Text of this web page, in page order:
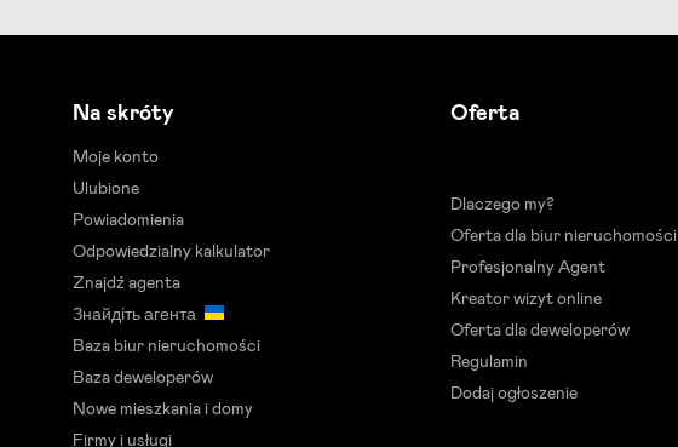
Na skróty
Moje konto
Ulubione
Powiadomienia
Odpowiedzialny kalkulator
Znajdź agenta
Знайдіть агента
Baza biur nieruchomości
Baza deweloperów
Nowe mieszkania i domy
Firmy i usługi
Oferta
Dlaczego my?
Oferta dla biur nieruchomości
Profesjonalny Agent
Kreator wizyt online
Oferta dla deweloperów
Regulamin
Dodaj ogłoszenie